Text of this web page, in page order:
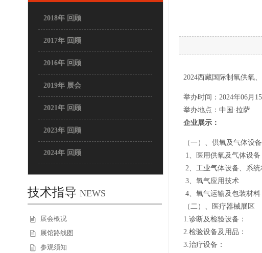
2018年 回顾
2017年 回顾
2016年 回顾
2019年 展会
2021年 回顾
2023年 回顾
2024年 回顾
技术指导 NEWS
展会概况
展馆路线图
参观须知
2024西藏国际制氧供氧
举办时间：2024年06月
举办地点：中国·拉萨
企业展示：
（一）、供氧及气体设
1、医用供氧及气体设备
2、工业气体设备、系
3、氧气应用技术
4、氧气运输及包装材料
（二）、医疗器械展区
1.诊断及检验设备：
2.检验设备及用品：
3.治疗设备：